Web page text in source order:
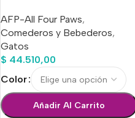
AFP-All Four Paws,
Comederos y Bebederos,
Gatos
$ 44.510,00
Color
Añadir Al Carrito